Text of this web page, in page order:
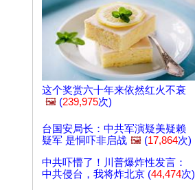
这个奖赏六十年来依然红火不衰
🖼️ (239,975次)
台国安局长：中共军演疑美疑赖
疑军 是恫吓非启战 🖼️ (17,864次)
中共吓懵了！川普爆炸性发言：
中共侵台，我将炸北京 (44,474次)